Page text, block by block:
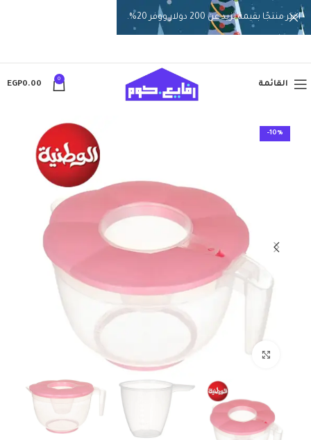
القائمة
0
EGP0.00
-10%
اختر منتجًا بقيمة تزيد عن 200 دولار ووفر 20%.